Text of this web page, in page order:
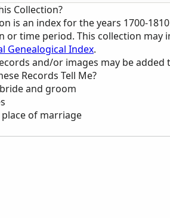
Collection?
is an index for the years 1700-
or time period. This collection
Genealogical Index.
and/or images may be
Records Tell Me?
and groom
of marriage